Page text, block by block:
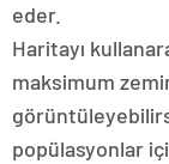
eder.
Haritayı
maksimum
popülasyonlar